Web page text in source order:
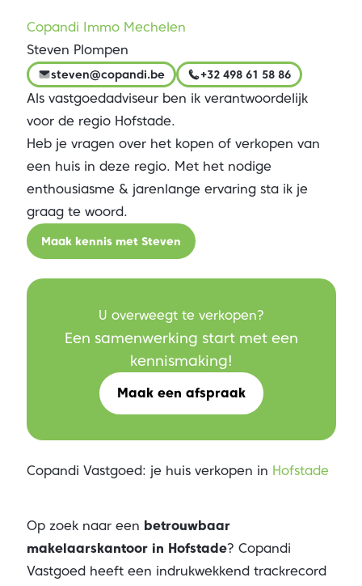
Copandi Immo Mechelen
Steven Plompen
steven@copandi.be +32 498 61 58 86
Als vastgoedadviseur ben ik verantwoordelijk
voor de regio Hofstade.
Heb je vragen over het kopen of verkopen van
een huis in deze regio. Met het nodige
enthousiasme & jarenlange ervaring sta ik je
graag te woord.
Maak kennis met Steven
U overweegt te verkopen?
Een samenwerking start met een
kennismaking!
Maak een afspraak
Copandi Vastgoed: je huis verkopen in Hofstade
Op zoek naar een betrouwbaar
makelaarskantoor in Hofstade? Copandi
Vastgoed heeft een indrukwekkend trackrecord